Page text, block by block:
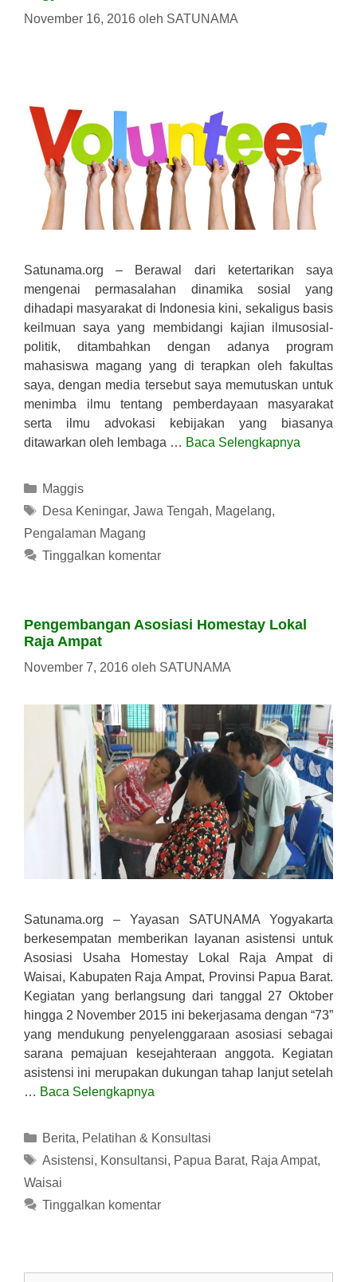
November 16, 2016 oleh SATUNAMA
Satunama.org – Berawal dari ketertarikan saya
mengenai permasalahan dinamika sosial yang
dihadapi masyarakat di Indonesia kini, sekaligus basis
keilmuan saya yang membidangi kajian ilmusosial-
politik, ditambahkan dengan adanya program
mahasiswa magang yang di terapkan oleh fakultas
saya, dengan media tersebut saya memutuskan untuk
menimba ilmu tentang pemberdayaan masyarakat
serta ilmu advokasi kebijakan yang biasanya
ditawarkan oleh lembaga … Baca Selengkapnya
Kategori
Maggis
Tag
Desa Keningar, Jawa Tengah, Magelang,
Pengalaman Magang
Tinggalkan komentar
Pengembangan Asosiasi Homestay Lokal
Raja Ampat
November 7, 2016 oleh SATUNAMA
Satunama.org – Yayasan SATUNAMA Yogyakarta
berkesempatan memberikan layanan asistensi untuk
Asosiasi Usaha Homestay Lokal Raja Ampat di
Waisai, Kabupaten Raja Ampat, Provinsi Papua Barat.
Kegiatan yang berlangsung dari tanggal 27 Oktober
hingga 2 November 2015 ini bekerjasama dengan “73”
yang mendukung penyelenggaraan asosiasi sebagai
sarana pemajuan kesejahteraan anggota. Kegiatan
asistensi ini merupakan dukungan tahap lanjut setelah
… Baca Selengkapnya
Kategori
Berita, Pelatihan & Konsultasi
Tag
Asistensi, Konsultansi, Papua Barat, Raja Ampat,
Waisai
Tinggalkan komentar